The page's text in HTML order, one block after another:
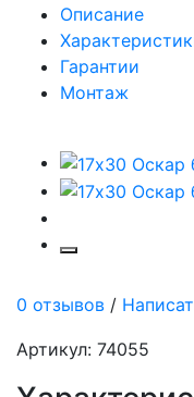
Описание
Гарантии
Монтаж
0 отзывов /
Артикул: 74055